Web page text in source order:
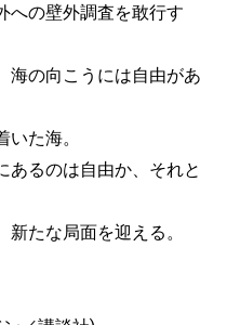
への壁外調査を敢行す
海の向こうには自由があ
た海。
あるのは自由か、それと
たな局面を迎える。